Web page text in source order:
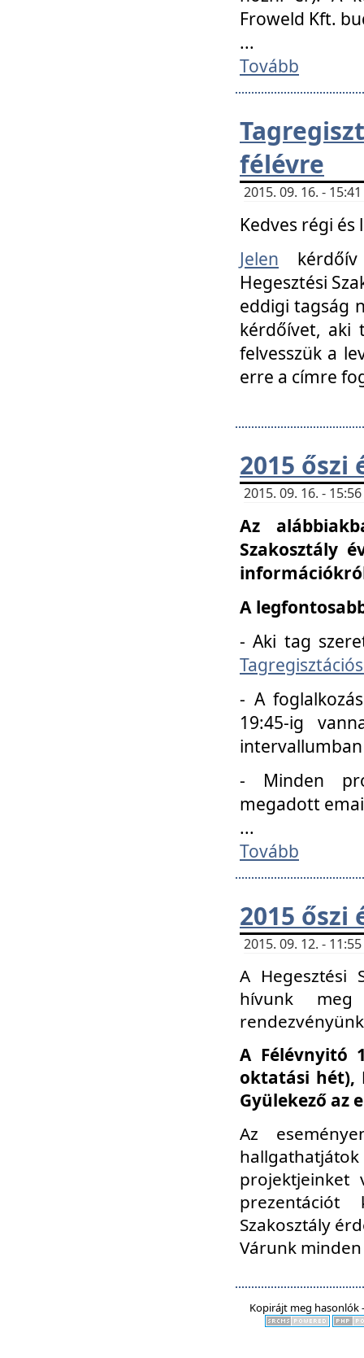
Froweld Kft.
...
Tovább
félévre
2015. 09. 16. -
Kedves régi
Jelen
Hegesztési
eddigi tagság
kérdőívet, aki
felvesszük a
erre a címre
2015 őszi
2015. 09. 16. -
Az
Szakosztály
A
- Aki tag
- A
19:45-ig
- Minden
megadott
...
Tovább
2015
2015. 09. 12. -
A Hegesztési
hívunk
A Félévnyitó
oktatási hét),
Gyülekező az
Az
Szakosztály
Várunk
Kopirájt meg hasonlók